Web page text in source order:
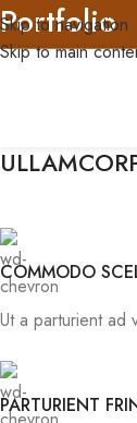
Skip to navigation
Skip to main
Portfolio
COMMODO
Ut a parturient ad
PARTURIENT